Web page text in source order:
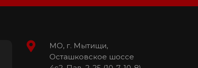
МО, г. Мытищи,
Осташковское шоссе